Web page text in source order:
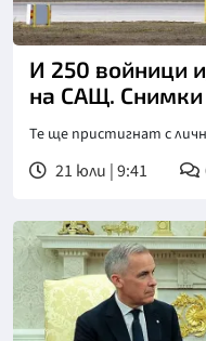
И 250 войници
на САЩ. Снимки
Те ще пристигнат с
21 юли | 9:41